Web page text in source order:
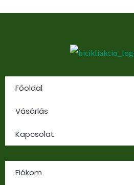
Főoldal
Vásárlás
Kapcsolat
Fiókom